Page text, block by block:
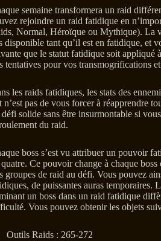
semaine transformera un raid
rejoindre un raid fatidique en
Normal, Héroïque ou Mythique). La
disponible tant qu’il est en fatidique, et
que le statut fatidique soit appliqué
tentatives pour vos transmogrifications
les raids fatidiques, les stats des
n’est pas de vous forcer à réapprendre
solide sans être insurmontable si
du raid.
boss s’est vu attribuer un pouvoir
Ce pouvoir change à chaque
groupes de raid au défi. Vous pouvez
de puissantes auras temporaires.
un boss dans un raid fatidique
Vous pouvez obtenir les objets
Outils Raids : 265-272